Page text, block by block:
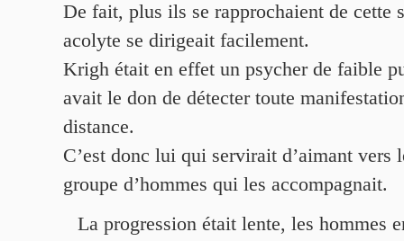
De fait, plus ils se rapprochaient de cette
acolyte se dirigeait facilement.
Krigh était en effet un psycher de faible
avait le don de détecter toute
distance.
C’est donc lui qui servirait d’aimant vers
groupe d’hommes qui les accompagnait.
La progression était lente, les hommes